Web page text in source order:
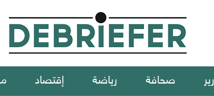
صحافة رياضة إقتصاد